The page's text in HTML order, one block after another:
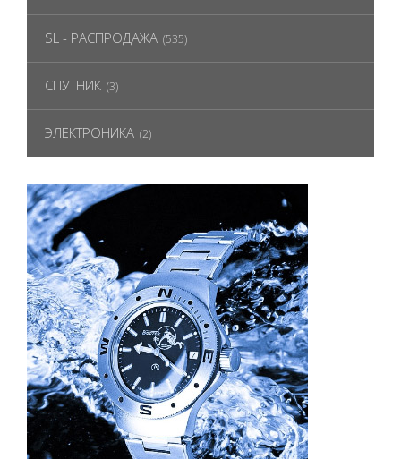
SL - РАСПРОДАЖА (535)
СПУТНИК (3)
ЭЛЕКТРОНИКА (2)